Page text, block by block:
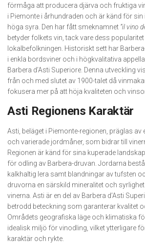
förmåga att producera djärva och fruktiga
i Piemonte i århundraden och är känd för
höga syra. Den har fått smeknamnet ”il vino
betyder folkets vin, tack vare dess
lokalbefolkningen. Historiskt sett har
i enkla bordsviner och i högkvalitativa
Barbera d’Asti Superiore. Denna utveckling
från och med slutet av 1900-talet då
fokusera mer på att höja kvaliteten och
Asti Regionens Karaktär
Asti, beläget i Piemonte-regionen, präglas
och varierade jordmåner, som bidrar till
Regionen är känd för sina kuperade
för odling av Barbera-druvan. Jordarna
kalkhaltig lera samt blandningar av tufsten
druvorna en särskild mineralitet och
vinerna. Asti är en del av Barbera d’Asti
betrodd beteckning som garanterar kvalitet
Områdets geografiska läge och klimatiska
idealisk miljö för vinodling, vilket ytterligare
karaktär och rykte.